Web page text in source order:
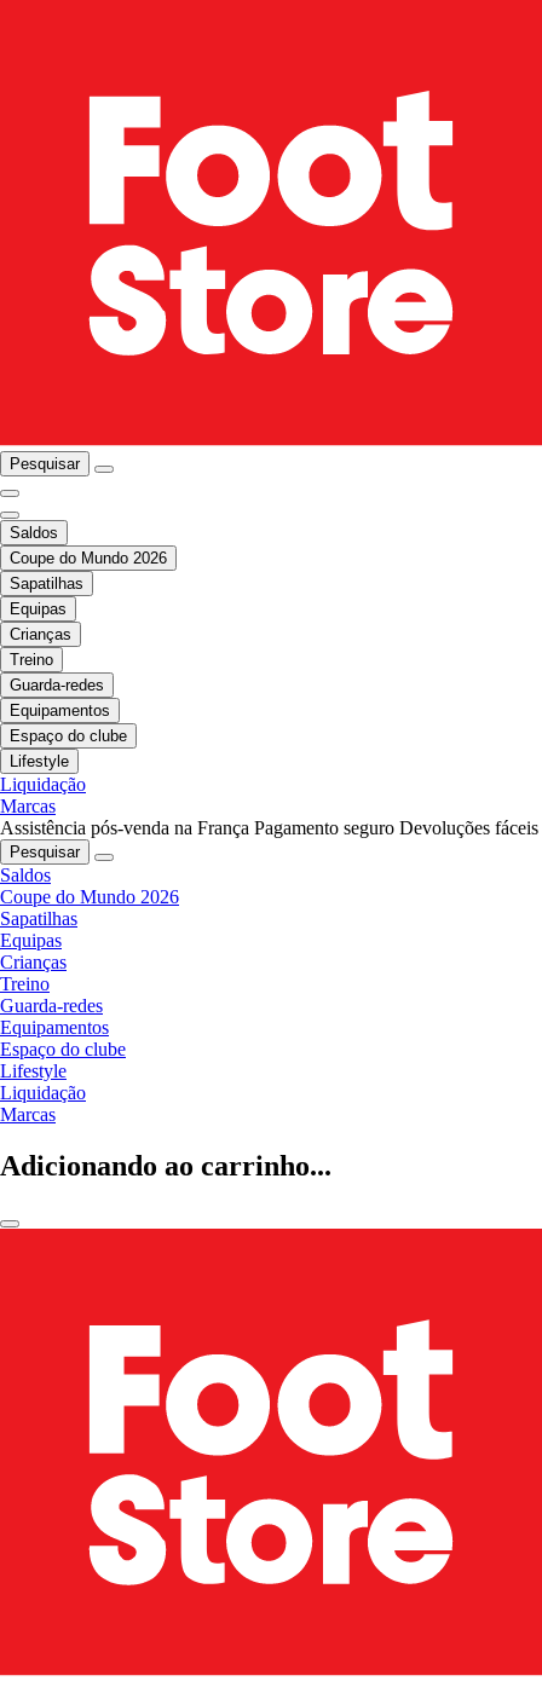
Pesquisar
Saldos
Coupe do Mundo 2026
Sapatilhas
Equipas
Crianças
Treino
Guarda-redes
Equipamentos
Espaço do clube
Lifestyle
Liquidação
Marcas
Assistência pós-venda na França Pagamento seguro Devoluções fáceis
Pesquisar
Saldos
Coupe do Mundo 2026
Sapatilhas
Equipas
Crianças
Treino
Guarda-redes
Equipamentos
Espaço do clube
Lifestyle
Liquidação
Marcas
Adicionando ao carrinho...